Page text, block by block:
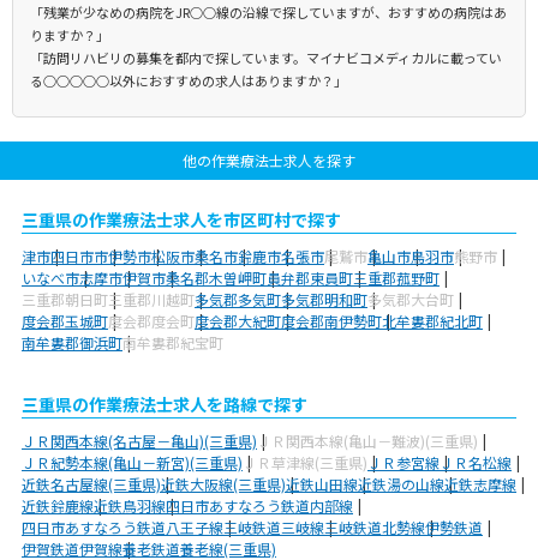
「残業が少なめの病院をJR○○線の沿線で探していますが、おすすめの病院はあ
りますか？」
「訪問リハビリの募集を都内で探しています。マイナビコメディカルに載ってい
る○○○○○以外におすすめの求人はありますか？」
他の作業療法士求人を探す
三重県の作業療法士求人を市区町村で探す
津市四日市市伊勢市松阪市桑名市鈴鹿市名張市尾鷲市亀山市鳥羽市熊野市
いなべ市志摩市伊賀市桑名郡木曽岬町員弁郡東員町三重郡菰野町
三重郡朝日町三重郡川越町多気郡多気町多気郡明和町多気郡大台町
度会郡玉城町度会郡度会町度会郡大紀町度会郡南伊勢町北牟婁郡紀北町
南牟婁郡御浜町南牟婁郡紀宝町
三重県の作業療法士求人を路線で探す
ＪＲ関西本線(名古屋－亀山)(三重県) ＪＲ関西本線(亀山－難波)(三重県)
ＪＲ紀勢本線(亀山－新宮)(三重県) ＪＲ草津線(三重県)ＪＲ参宮線ＪＲ名松線
近鉄名古屋線(三重県)近鉄大阪線(三重県)近鉄山田線近鉄湯の山線近鉄志摩線
近鉄鈴鹿線近鉄鳥羽線四日市あすなろう鉄道内部線
四日市あすなろう鉄道八王子線三岐鉄道三岐線三岐鉄道北勢線伊勢鉄道
伊賀鉄道伊賀線養老鉄道養老線(三重県)